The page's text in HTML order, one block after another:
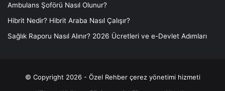
Ambulans Şoförü Nasıl Olunur?
Hibrit Nedir? Hibrit Araba Nasıl Çalışır?
Sağlık Raporu Nasıl Alınır? 2026 Ücretleri ve e-Devlet Adımları
© Copyright 2026 - Özel Rehber çerez yönetimi hizmeti